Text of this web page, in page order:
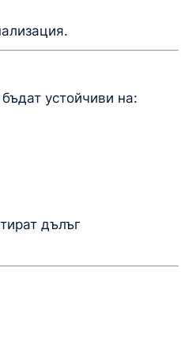
устойчиви на:
дълъг